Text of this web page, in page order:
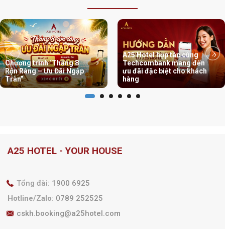
Chương trình ‘Tháng 8
Rộn Ràng – Ưu Đãi Ngập
Tràn”
A25 Hotel hợp tác cùng
Techcombank mang đến
ưu đãi đặc biệt cho khách
hàng
A25 HOTEL - YOUR HOUSE
Tổng đài: 1900 6925
Hotline/Zalo: 0789 252525
cskh.booking@a25hotel.com